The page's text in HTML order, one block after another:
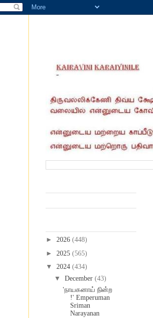
► 2026 (448)
► 2025 (565)
▼ 2024 (434)
▼ December (43)
'நாயகனாய் நின்ற
!' Emperuman
Sriman
Narayanan